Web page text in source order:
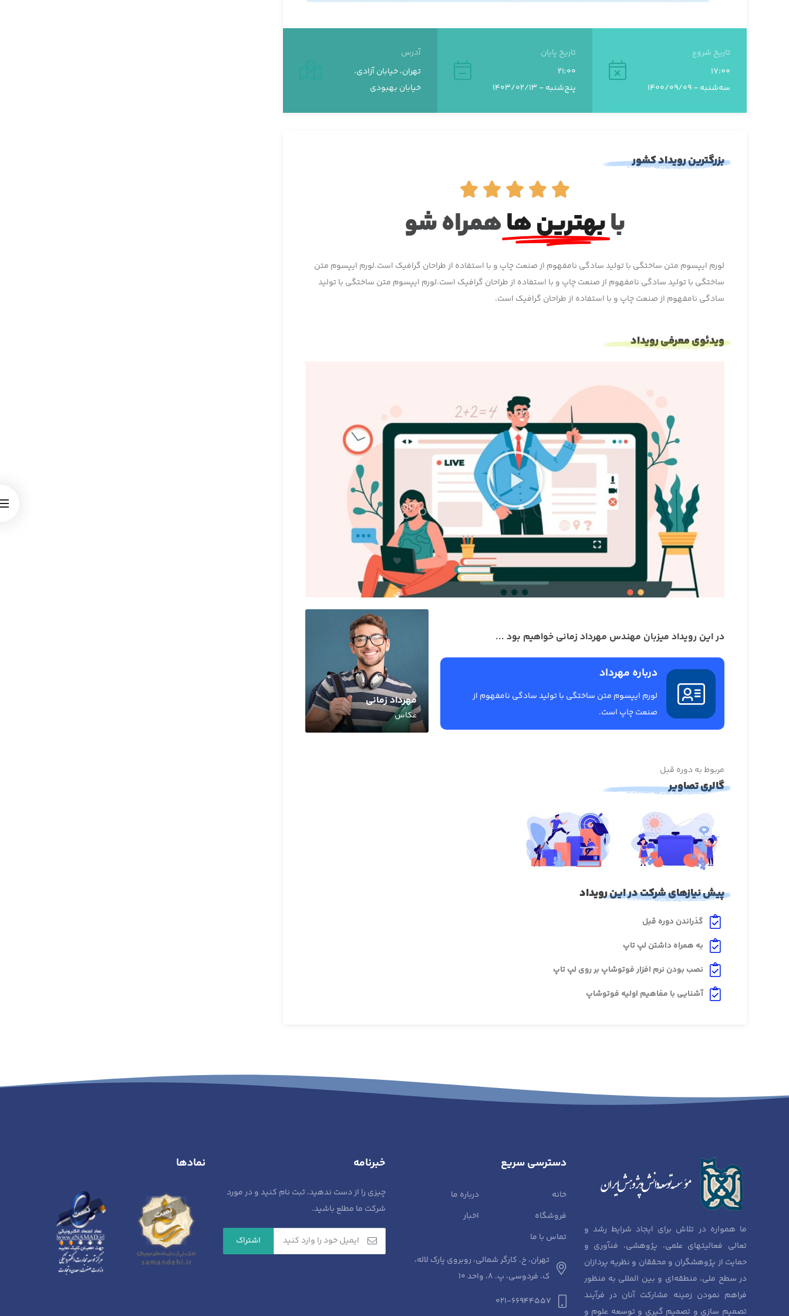
تاریخ شروع
17:00
سه‌شنبه - 1400/09/09
تاریخ پایان
21:00
پنج‌شنبه - 1403/02/13
آدرس
تهران، خیابان آزادی،
خیابان بهبودی
بزرگترین رویداد کشور





بابهترین هاهمراه شو
لورم ایپسوم متن ساختگی با تولید سادگی نامفهوم از صنعت چاپ و با استفاده از طراحان گرافیک است.لورم ایپسوم متن
ساختگی با تولید سادگی نامفهوم از صنعت چاپ و با استفاده از طراحان گرافیک است.لورم ایپسوم متن ساختگی با تولید
سادگی نامفهوم از صنعت چاپ و با استفاده از طراحان گرافیک است.
ویدئوی معرفی رویداد
در این رویداد میزبان مهندس مهرداد زمانی خواهیم بود ...
درباره مهرداد
لورم ایپسوم متن ساختگی با تولید سادگی نامفهوم از
صنعت چاپ است.
مهرداد زمانی
عکاس
مربوط به دوره قبل
گالری تصاویر
پیش نیازهای شرکت در این رویداد
گذراندن دوره قبل
به همراه داشتن لپ تاپ
نصب بودن نرم افزار فوتوشاپ بر روی لپ تاپ
آشنایی با مفاهیم اولیه فوتوشاپ
ما همواره در تلاش برای ایجاد شرایط رشد و
تعالی فعالیتهای علمی، پژوهشی، فنآوری و
حمایت از پژوهشگران و محققان و نظریه پردازان
در سطح ملی، منطقه‌ای و بین المللی به منظور
فراهم نمودن زمینه مشارکت آنان در فرآیند
تصمیم سازی و تصمیم گیری و توسعه علوم و
دسترسی سریع
خانه
درباره ما
فروشگاه
اخبار
تماس با ما
تهران، خ. کارگر شمالی، روبروی پارک لاله،
ک. فردوسی، پ. 8، واحد 10​
021-66944557
خبرنامه
چیزی را از دست ندهید، ثبت نام کنید و در مورد
شرکت ما مطلع باشید.
نمادها